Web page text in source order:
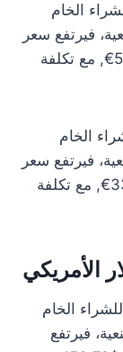
10 اليوم يبلغ 49.07€ للشراء الخام
فيرتفع سعر
الشراء إلى 53.98€ وسعر البيع إلى 55.59€, مع تكلفة
يبلغ 29.44€ للشراء الخام
فيرتفع سعر
الشراء إلى 32.39€ وسعر البيع إلى 33.36€, مع تكلفة
الأمريكي
سعر الذهب عيار 24 اليوم يبلغ $138.36 للشراء الخام
فيرتفع